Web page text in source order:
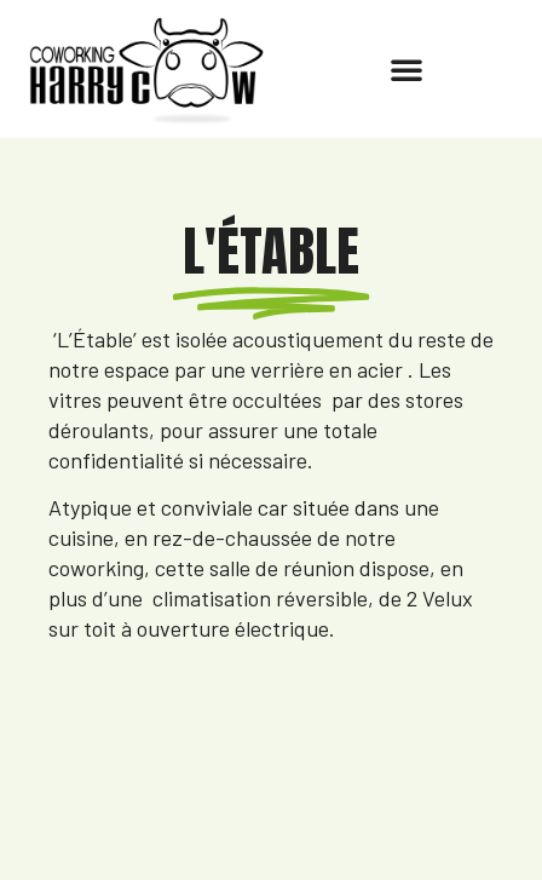
L'ÉTABLE
‘L’Étable’ est isolée acoustiquement du reste de
notre espace par une verrière en acier . Les
vitres peuvent être occultées par des stores
déroulants, pour assurer une totale
confidentialité si nécessaire.
Atypique et conviviale car située dans une
cuisine, en rez-de-chaussée de notre
coworking, cette salle de réunion dispose, en
plus d’une climatisation réversible, de 2 Velux
sur toit à ouverture électrique.